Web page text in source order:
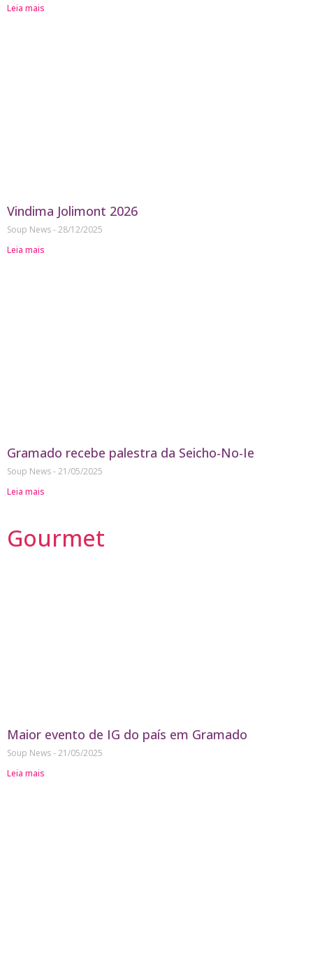
Leia mais
Vindima Jolimont 2026
Soup News 28/12/2025
Leia mais
Gramado recebe palestra da Seicho-No-Ie
Soup News 21/05/2025
Leia mais
Gourmet
Maior evento de IG do país em Gramado
Soup News 21/05/2025
Leia mais